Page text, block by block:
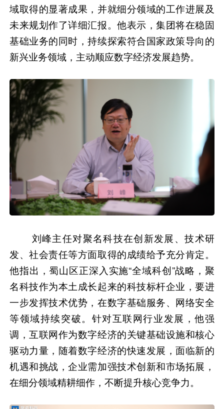
域取得的显著成果，并就细分领域的工作进展及
未来规划作了详细汇报。他表示，集团将在稳固
基础业务的同时，持续探索符合国家政策导向的
新兴业务领域，主动顺应数字经济发展趋势。
刘峰主任对聚名科技在创新发展、技术研
发、社会责任等方面取得的成绩给予充分肯定。
他指出，蜀山区正深入实施“全域科创”战略，聚
名科技作为本土成长起来的科技标杆企业，要进
一步发挥技术优势，在数字基础服务、网络安全
等领域持续突破。针对互联网行业发展，他强
调，互联网作为数字经济的关键基础设施和核心
驱动力量，随着数字经济的快速发展，面临新的
机遇和挑战，企业需加强技术创新和市场拓展，
在细分领域精耕细作，不断提升核心竞争力。